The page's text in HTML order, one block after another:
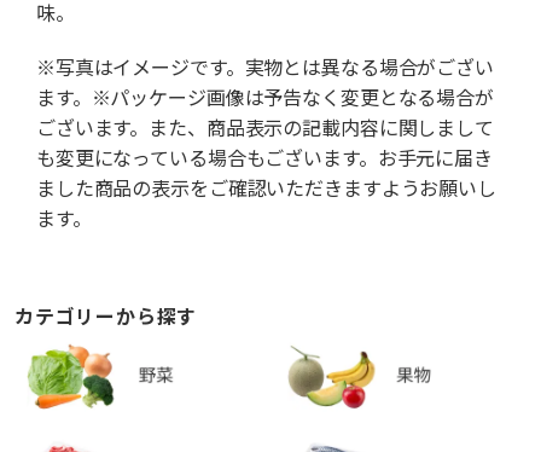
味。
※写真はイメージです。実物とは異なる場合がござい
ます。※パッケージ画像は予告なく変更となる場合が
ございます。また、商品表示の記載内容に関しまして
も変更になっている場合もございます。お手元に届き
ました商品の表示をご確認いただきますようお願いし
ます。
カテゴリーから探す